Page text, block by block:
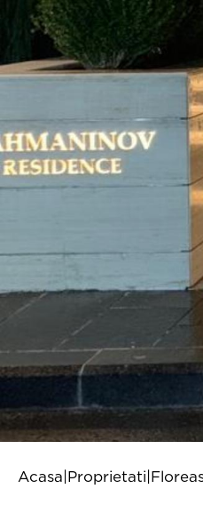
Acasa Proprietati